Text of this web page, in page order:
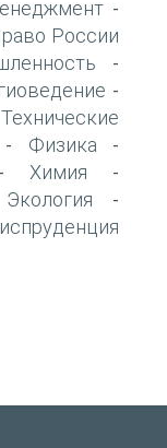
-
России
-
-
Технические
- Физика -
Химия -
Экология -